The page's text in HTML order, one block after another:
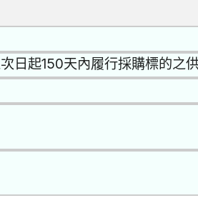
日起150天內履行採購標的之